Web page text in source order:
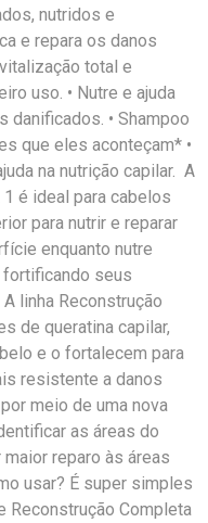
nutridos e
e repara os danos
total e
uso. • Nutre e ajuda
danificados. • Shampoo
que eles aconteçam* •
na nutrição capilar. A
é ideal para cabelos
para nutrir e reparar
enquanto nutre
seus
linha Reconstrução
de queratina capilar,
e o fortalecem para
resistente a danos
meio de uma nova
as áreas do
reparo às áreas
usar? É super simples
Reconstrução Completa